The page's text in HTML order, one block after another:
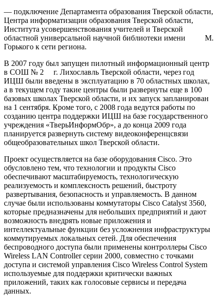
— подключение Департамента образования Тверской области,
Центра информатизации образования Тверской области,
Института усовершенствования учителей и Тверской
областной универсальной научной библиотеки имени М.
Горького к сети региона.
В 2007 году был запущен пилотный информационный центр
в СОШ № 2 г. Лихославль Тверской области, через год
ИЦШ были введены в эксплуатацию в 70 областных школах,
а в текущем году такие центры были развернуты еще в 100
базовых школах Тверской области, и их запуск запланирован
на 1 сентября. Кроме того, с 2008 года ведутся работы по
созданию центра поддержки ИЦШ на базе государственного
учреждения «ТверьИнформОбр», а до конца 2009 года
планируется развернуть систему видеоконференцсвязи
общеобразовательных школ Тверской области.
Проект осуществляется на базе оборудования Cisco. Это
обусловлено тем, что технологии и продукты Cisco
обеспечивают масштабируемость, технологическую
реализуемость и комплексность решений, быстроту
развертывания, безопасность и управляемость. В данном
случае были использованы коммутаторы Cisco Catalyst 3560,
которые предназначены для небольших предприятий и дают
возможность внедрять новые приложения и
интеллектуальные функции без усложнения инфраструктуры
коммутируемых локальных сетей. Для обеспечения
беспроводного доступа были применены контроллеры Cisco
Wireless LAN Controller серии 2000, совместно с точками
доступа и системой управления Cisco Wireless Control System
используемые для поддержки критически важных
приложений, таких как голосовые сервисы и передача
данных.